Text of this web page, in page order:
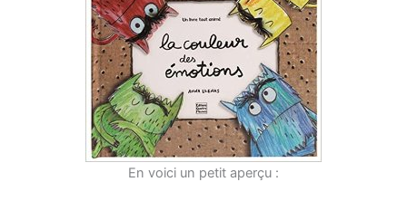
En voici un petit aperçu :